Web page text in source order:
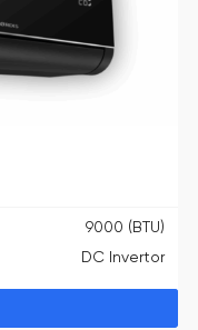
9000 (BTU)
DC Invertor